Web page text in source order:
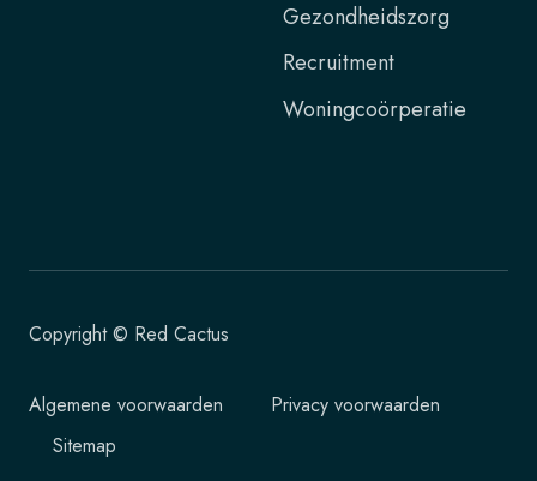
Gezondheidszorg
Recruitment
Woningcoörperatie
Copyright © Red Cactus
Algemene voorwaarden
Privacy voorwaarden
Sitemap